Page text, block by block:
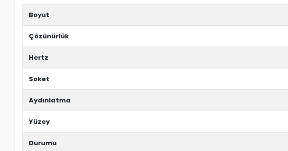
Boyut
Çözünürlük
Hertz
Soket
Aydınlatma
Yüzey
Durumu